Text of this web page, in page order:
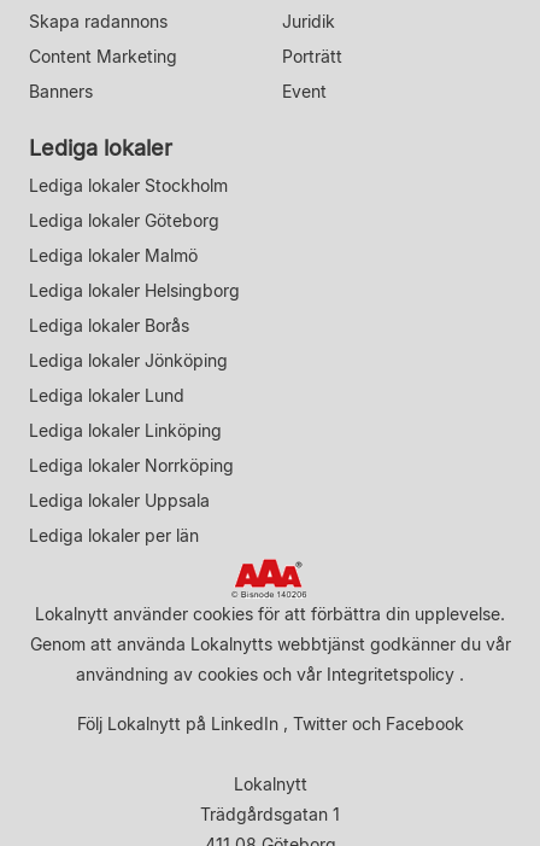
Skapa radannons
Content Marketing
Banners
Juridik
Porträtt
Event
Lediga lokaler
Lediga lokaler Stockholm
Lediga lokaler Göteborg
Lediga lokaler Malmö
Lediga lokaler Helsingborg
Lediga lokaler Borås
Lediga lokaler Jönköping
Lediga lokaler Lund
Lediga lokaler Linköping
Lediga lokaler Norrköping
Lediga lokaler Uppsala
Lediga lokaler per län
Lokalnytt använder cookies för att förbättra din upplevelse.
Genom att använda Lokalnytts webbtjänst godkänner du vår
användning av cookies och vår Integritetspolicy .
Följ Lokalnytt på LinkedIn, Twitteroch Facebook
Lokalnytt
Trädgårdsgatan 1